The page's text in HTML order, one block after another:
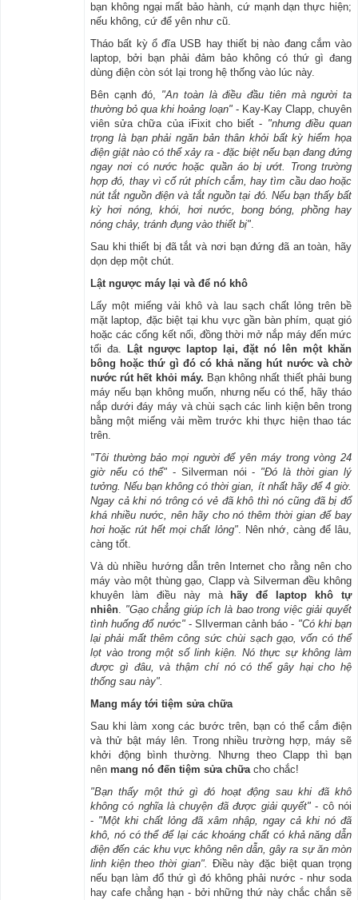
bạn không ngại mất bảo hành, cứ mạnh dạn thực hiện;
nếu không, cứ để yên như cũ.
Tháo bất kỳ ổ đĩa USB hay thiết bị nào đang cắm vào
laptop, bởi bạn phải đảm bảo không có thứ gì đang
dùng điện còn sót lại trong hệ thống vào lúc này.
Bên cạnh đó, "An toàn là điều đầu tiên mà người ta
thường bỏ qua khi hoảng loạn"- Kay-Kay Clapp, chuyên
viên sửa chữa của iFixit cho biết - "nhưng điều quan
trọng là bạn phải ngăn bản thân khỏi bất kỳ hiểm họa
điện giật nào có thể xảy ra - đặc biệt nếu bạn đang đứng
ngay nơi có nước hoặc quần áo bị ướt. Trong trường
hợp đó, thay vì cố rút phích cắm, hay tìm cầu dao hoặc
nút tắt nguồn điện và tắt nguồn tại đó. Nếu bạn thấy bất
kỳ hơi nóng, khói, hơi nước, bong bóng, phồng hay
nóng chảy, tránh đụng vào thiết bị".
Sau khi thiết bị đã tắt và nơi bạn đứng đã an toàn, hãy
dọn dẹp một chút.
Lật ngược máy lại và để nó khô
Lấy một miếng vải khô và lau sạch chất lỏng trên bề
mặt laptop, đặc biệt tại khu vực gần bàn phím, quạt gió
hoặc các cổng kết nối, đồng thời mở nắp máy đến mức
tối đa.
Lật ngược laptop lại, đặt nó lên một khăn
bông hoặc thứ gì đó có khả năng hút nước và chờ
nước rút hết khỏi máy. Bạn không nhất thiết phải bung
máy nếu bạn không muốn, nhưng nếu có thể, hãy tháo
nắp dưới đáy máy và chùi sạch các linh kiện bên trong
bằng một miếng vải mềm trước khi thực hiện thao tác
trên.
"Tôi thường bảo mọi người để yên máy trong vòng 24
giờ nếu có thể" - Silverman nói - "Đó là thời gian lý
tưởng. Nếu bạn không có thời gian, ít nhất hãy để 4 giờ.
Ngay cả khi nó trông có vẻ đã khô thì nó cũng đã bị đổ
khá nhiều nước, nên hãy cho nó thêm thời gian để bay
hơi hoặc rút hết mọi chất lỏng". Nên nhớ, càng để lâu,
càng tốt.
Và dù nhiều hướng dẫn trên Internet cho rằng nên cho
máy vào một thùng gạo, Clapp và Silverman đều không
khuyên làm điều này mà
hãy để laptop khô tự
nhiên. "Gạo chẳng giúp ích là bao trong việc giải quyết
tình huống đổ nước"- SIlverman cảnh báo - "Có khi bạn
lại phải mất thêm công sức chùi sạch gạo, vốn có thể
lọt vào trong một số linh kiện. Nó thực sự không làm
được gì đâu, và thậm chí nó có thể gây hại cho hệ
thống sau này".
Mang máy tới tiệm sửa chữa
Sau khi làm xong các bước trên, bạn có thể cắm điện
và thử bật máy lên. Trong nhiều trường hợp, máy sẽ
khởi động bình thường. Nhưng theo Clapp thì bạn
nên mang nó đến tiệm sửa chữacho chắc!
"Bạn thấy một thứ gì đó hoạt động sau khi đã khô
không có nghĩa là chuyện đã được giải quyết"- cô nói
- "Một khi chất lỏng đã xâm nhập, ngay cả khi nó đã
khô, nó có thể để lại các khoáng chất có khả năng dẫn
điện đến các khu vực không nên dẫn, gây ra sự ăn mòn
linh kiện theo thời gian". Điều này đặc biệt quan trọng
nếu bạn làm đổ thứ gì đó không phải nước - như soda
hay cafe chẳng hạn - bởi những thứ này chắc chắn sẽ